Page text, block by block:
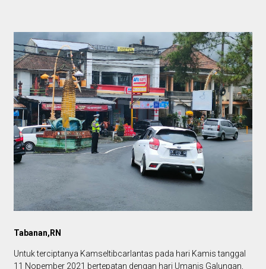
Tabanan,RN
Untuk terciptanya Kamseltibcarlantas pada hari Kamis tanggal
11 Nopember 2021 bertepatan dengan hari Umanis Galungan,